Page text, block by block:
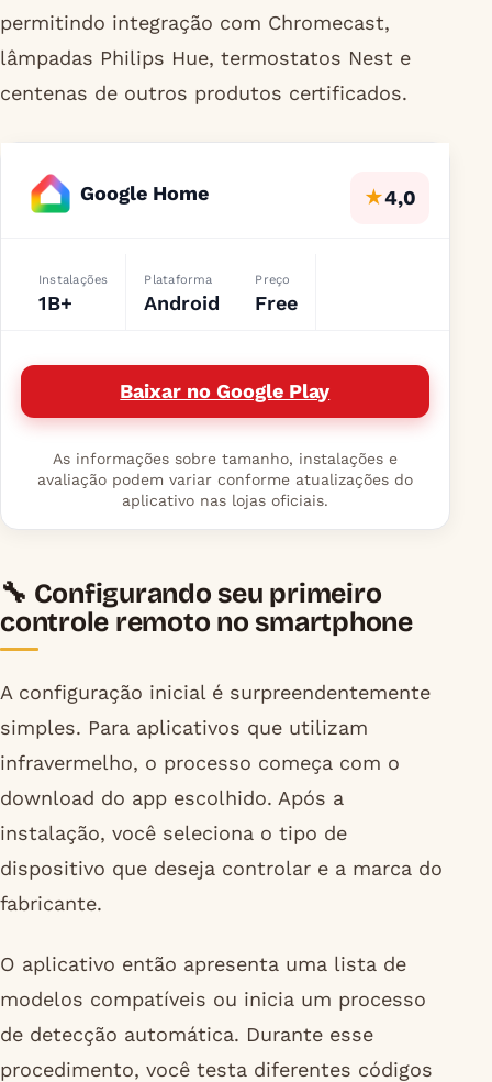
permitindo integração com Chromecast,
lâmpadas Philips Hue, termostatos Nest e
centenas de outros produtos certificados.
Google Home ★4,0
Instalações
1B+
Plataforma
Android
Preço
Free
Baixar no Google Play
As informações sobre tamanho, instalações e
avaliação podem variar conforme atualizações do
aplicativo nas lojas oficiais.
🔧 Configurando seu primeiro
controle remoto no smartphone
A configuração inicial é surpreendentemente
simples. Para aplicativos que utilizam
infravermelho, o processo começa com o
download do app escolhido. Após a
instalação, você seleciona o tipo de
dispositivo que deseja controlar e a marca do
fabricante.
O aplicativo então apresenta uma lista de
modelos compatíveis ou inicia um processo
de detecção automática. Durante esse
procedimento, você testa diferentes códigos